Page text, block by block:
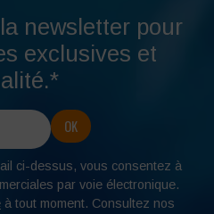
newsletter pour
exclusives et
ci-dessus, vous consentez à
par voie électronique.
à tout moment. Consultez nos